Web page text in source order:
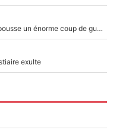
Victime de racisme contre Murray, Kyrgios pousse un énorme coup de gueule !
exulte